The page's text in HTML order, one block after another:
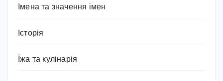
Імена та значення імен
Історія
Їжа та кулінарія